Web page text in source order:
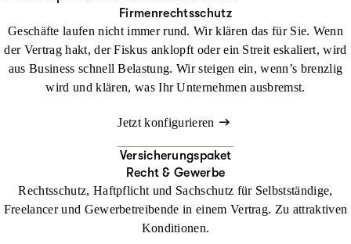
Firmenrechtsschutz
Geschäfte laufen nicht immer rund. Wir klären das für Sie. Wenn
der Vertrag hakt, der Fiskus anklopft oder ein Streit eskaliert, wird
aus Business schnell Belastung. Wir steigen ein, wenn’s brenzlig
wird und klären, was Ihr Unternehmen ausbremst.
Jetzt konfigurieren
Versicherungspaket
Recht & Gewerbe
Rechtsschutz, Haftpflicht und Sachschutz für Selbstständige,
Freelancer und Gewerbetreibende in einem Vertrag. Zu attraktiven
Konditionen.